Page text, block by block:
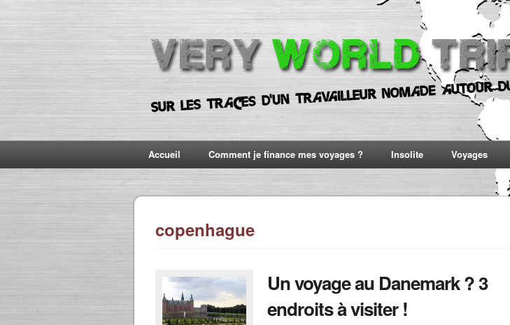
Accueil Comment je finance mes voyages ? Insolite Voyages
copenhague
Un voyage au Danemark ? 3
endroits à visiter !